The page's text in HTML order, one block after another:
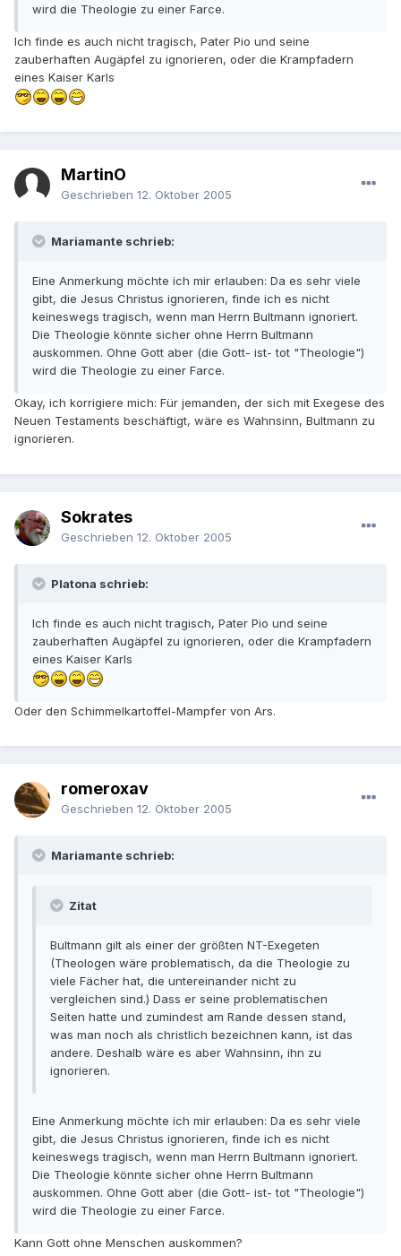
wird die Theologie zu einer Farce.
Ich finde es auch nicht tragisch, Pater Pio und seine
zauberhaften Augäpfel zu ignorieren, oder die Krampfadern
eines Kaiser Karls
MartinO
Geschrieben 12. Oktober 2005
Mariamante schrieb:
Eine Anmerkung möchte ich mir erlauben: Da es sehr viele
gibt, die Jesus Christus ignorieren, finde ich es nicht
keineswegs tragisch, wenn man Herrn Bultmann ignoriert.
Die Theologie könnte sicher ohne Herrn Bultmann
auskommen. Ohne Gott aber (die Gott- ist- tot "Theologie")
wird die Theologie zu einer Farce.
Okay, ich korrigiere mich: Für jemanden, der sich mit Exegese des
Neuen Testaments beschäftigt, wäre es Wahnsinn, Bultmann zu
ignorieren.
Sokrates
Geschrieben 12. Oktober 2005
Platona schrieb:
Ich finde es auch nicht tragisch, Pater Pio und seine
zauberhaften Augäpfel zu ignorieren, oder die Krampfadern
eines Kaiser Karls
Oder den Schimmelkartoffel-Mampfer von Ars.
romeroxav
Geschrieben 12. Oktober 2005
Mariamante schrieb:
Zitat
Bultmann gilt als einer der größten NT-Exegeten
(Theologen wäre problematisch, da die Theologie zu
viele Fächer hat, die untereinander nicht zu
vergleichen sind.) Dass er seine problematischen
Seiten hatte und zumindest am Rande dessen stand,
was man noch als christlich bezeichnen kann, ist das
andere. Deshalb wäre es aber Wahnsinn, ihn zu
ignorieren.
Eine Anmerkung möchte ich mir erlauben: Da es sehr viele
gibt, die Jesus Christus ignorieren, finde ich es nicht
keineswegs tragisch, wenn man Herrn Bultmann ignoriert.
Die Theologie könnte sicher ohne Herrn Bultmann
auskommen. Ohne Gott aber (die Gott- ist- tot "Theologie")
wird die Theologie zu einer Farce.
Kann Gott ohne Menschen auskommen?